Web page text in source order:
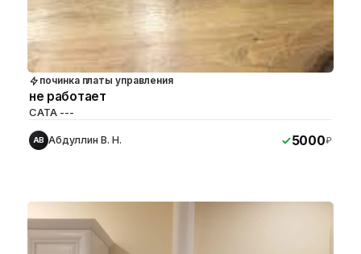
починка платы управления
не работает
CATA ---
АВ Абдуллин В. Н. 5000₽